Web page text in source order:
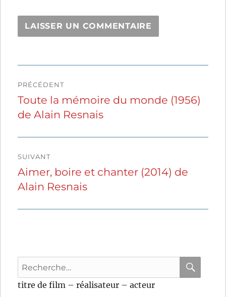
de
l’article
PRÉCÉDENT
Publication
précédente :
Toute la mémoire du monde (1956)
de Alain Resnais
SUIVANT
Publication
suivante :
Aimer, boire et chanter (2014) de
Alain Resnais
Recherche
pour
:
titre de film – réalisateur – acteur